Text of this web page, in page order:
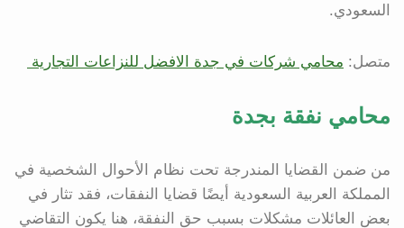
السعودي.
متصل: محامي شركات في جدة الافضل للنزاعات التجارية
محامي نفقة بجدة
من ضمن القضايا المندرجة تحت نظام الأحوال الشخصية في
المملكة العربية السعودية أيضًا قضايا النفقات، فقد تثار في
بعض العائلات مشكلات بسبب حق النفقة، هنا يكون التقاضي